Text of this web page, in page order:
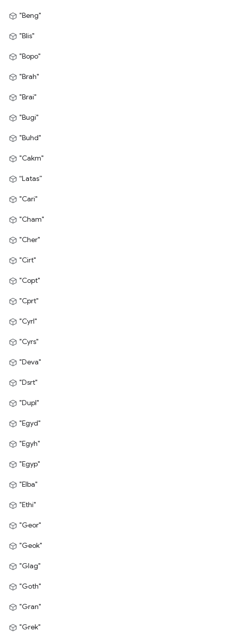
"Beng"
"Blis"
"Bopo"
"Brah"
"Brai"
"Bugi"
"Buhd"
"Cakm"
“Latas”
"Cari"
"Cham"
"Cher"
"Cirt"
"Copt"
"Cprt"
"Cyrl"
"Cyrs"
"Deva"
"Dsrt"
"Dupl"
"Egyd"
"Egyh"
"Egyp"
"Elba"
"Ethi"
"Geor"
"Geok"
"Glag"
"Goth"
"Gran"
"Grek"